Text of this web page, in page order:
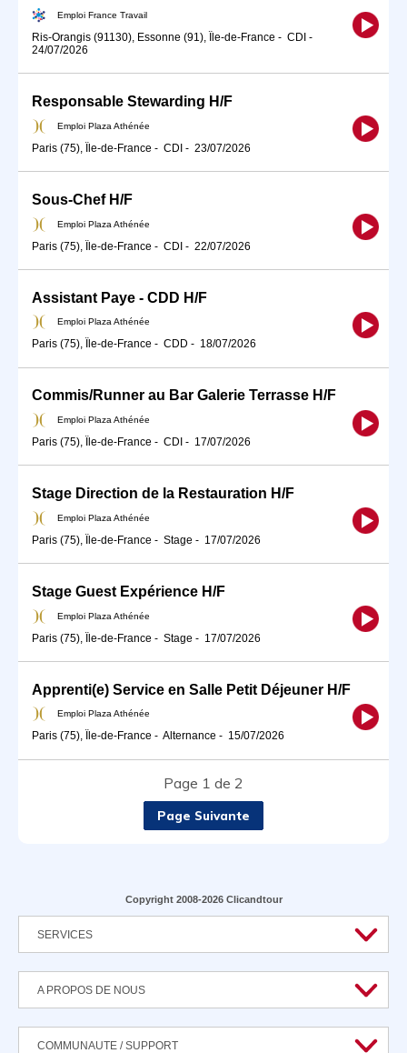
Emploi France Travail
Ris-Orangis (91130), Essonne (91), Île-de-France - CDI -
24/07/2026
Responsable Stewarding H/F
Emploi Plaza Athénée
Paris (75), Île-de-France - CDI - 23/07/2026
Sous-Chef H/F
Emploi Plaza Athénée
Paris (75), Île-de-France - CDI - 22/07/2026
Assistant Paye - CDD H/F
Emploi Plaza Athénée
Paris (75), Île-de-France - CDD - 18/07/2026
Commis/Runner au Bar Galerie Terrasse H/F
Emploi Plaza Athénée
Paris (75), Île-de-France - CDI - 17/07/2026
Stage Direction de la Restauration H/F
Emploi Plaza Athénée
Paris (75), Île-de-France - Stage - 17/07/2026
Stage Guest Expérience H/F
Emploi Plaza Athénée
Paris (75), Île-de-France - Stage - 17/07/2026
Apprenti(e) Service en Salle Petit Déjeuner H/F
Emploi Plaza Athénée
Paris (75), Île-de-France - Alternance - 15/07/2026
Page 1 de 2
Page Suivante
Copyright 2008-2026 Clicandtour
SERVICES
A PROPOS DE NOUS
COMMUNAUTE / SUPPORT